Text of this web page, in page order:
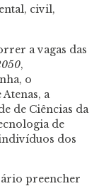
civil,
a vagas das
,
o
a
de Ciências da
de
dos
preencher